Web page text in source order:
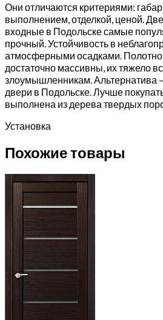
Они отличаются критериями:
выполнением, отделкой, ценой.
входные в Подольске самые
прочный. Устойчивость в
атмосферными осадками. Полотно
достаточно массивны, их тяжело
злоумышленникам. Альтернатива
двери в Подольске. Лучше
выполнена из дерева твердых
Установка
Похожие товары